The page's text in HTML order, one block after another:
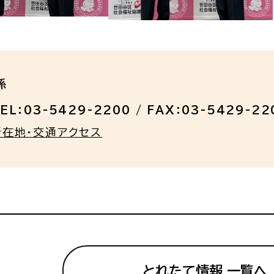
：03-5429-2200 / FAX：03-5429-
地・交通アクセス
とれたて情報 一覧へ